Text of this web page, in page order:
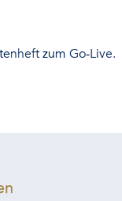
zum Go-Live.